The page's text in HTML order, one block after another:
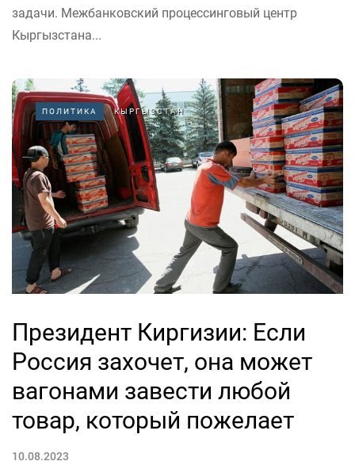
задачи. Межбанковский процессинговый центр
Кыргызстана...
ПОЛИТИКА КЫРГЫЗСТАН
Президент Киргизии: Если
Россия захочет, она может
вагонами завести любой
товар, который пожелает
10.08.2023